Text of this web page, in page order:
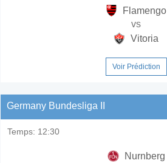
Flamengo
vs
Vitoria
Voir Prédiction
Germany Bundesliga II
Temps: 12:30
Nurnberg